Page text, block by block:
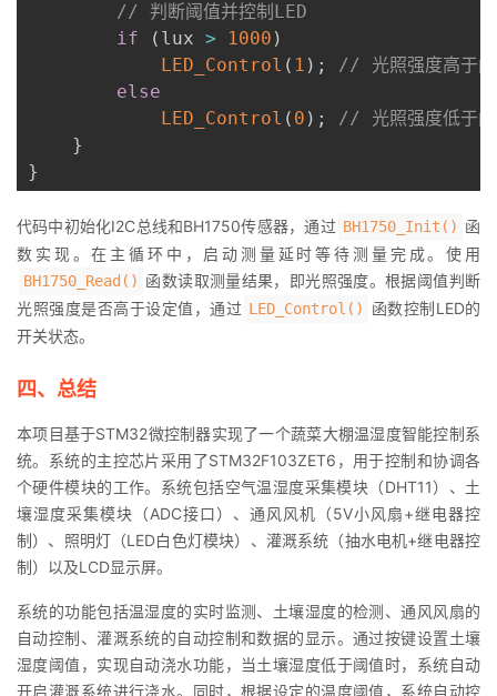
// 判断阈值并控制LED
if
( lux > 1000 )
LED_Control ( 1 ) ;
// 光照强度高于阈
else
LED_Control ( 0 ) ;
// 光照强度低于阈
}
}
代码中初始化I2C总线和BH1750传感器，通过 BH1750_Init() 函
数实现。在主循环中，启动测量延时等待测量完成。使用
BH1750_Read() 函数读取测量结果，即光照强度。根据阈值判断
光照强度是否高于设定值，通过 LED_Control()
函数控制LED的
开关状态。
四、总结
本项目基于STM32微控制器实现了一个蔬菜大棚温湿度智能控制系
统。系统的主控芯片采用了STM32F103ZET6，用于控制和协调各
个硬件模块的工作。系统包括空气温湿度采集模块（DHT11）、土
壤湿度采集模块（ADC接口）、通风风机（5V小风扇+继电器控
制）、照明灯（LED白色灯模块）、灌溉系统（抽水电机+继电器控
制）以及LCD显示屏。
系统的功能包括温湿度的实时监测、土壤湿度的检测、通风风扇的
自动控制、灌溉系统的自动控制和数据的显示。通过按键设置土壤
湿度阈值，实现自动浇水功能，当土壤湿度低于阈值时，系统自动
开启灌溉系统进行浇水。同时，根据设定的温度阈值，系统自动控